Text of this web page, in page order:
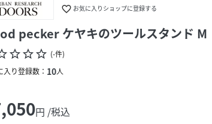
favorite_border お気に入りショップに登録する
pecker ケヤキのツールスタンド M
star_borderstar_borderstar_border (-件)
入り登録数： 10人
円 /税込